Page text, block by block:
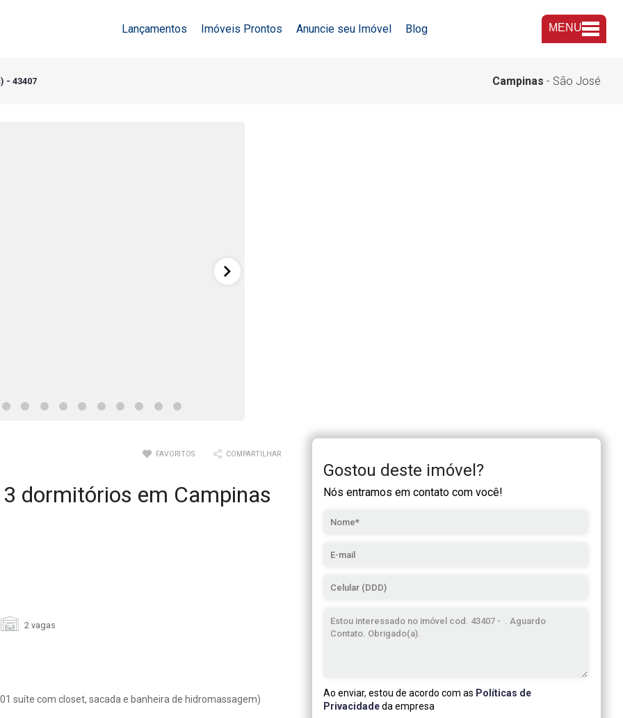
Lançamentos Imóveis Prontos Anuncie seu Imóvel Blog MENU
- 43407 Campinas - São José
FAVORITOS COMPARTILHAR
dormitórios em Campinas
2 vagas
suíte com closet, sacada e banheira de hidromassagem)
Gostou deste imóvel?
Nós entramos em contato com você!
Ao enviar, estou de acordo com as Políticas de
Privacidadeda empresa